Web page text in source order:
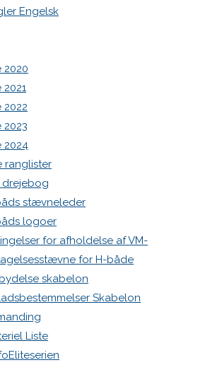
Engelsk
2020
2022
2023
2024
ranglister
drejebog
stævneleder
logoer
for afholdelse af VM-
for H-både
skabelon
Skabelon
Liste
WordPress.org